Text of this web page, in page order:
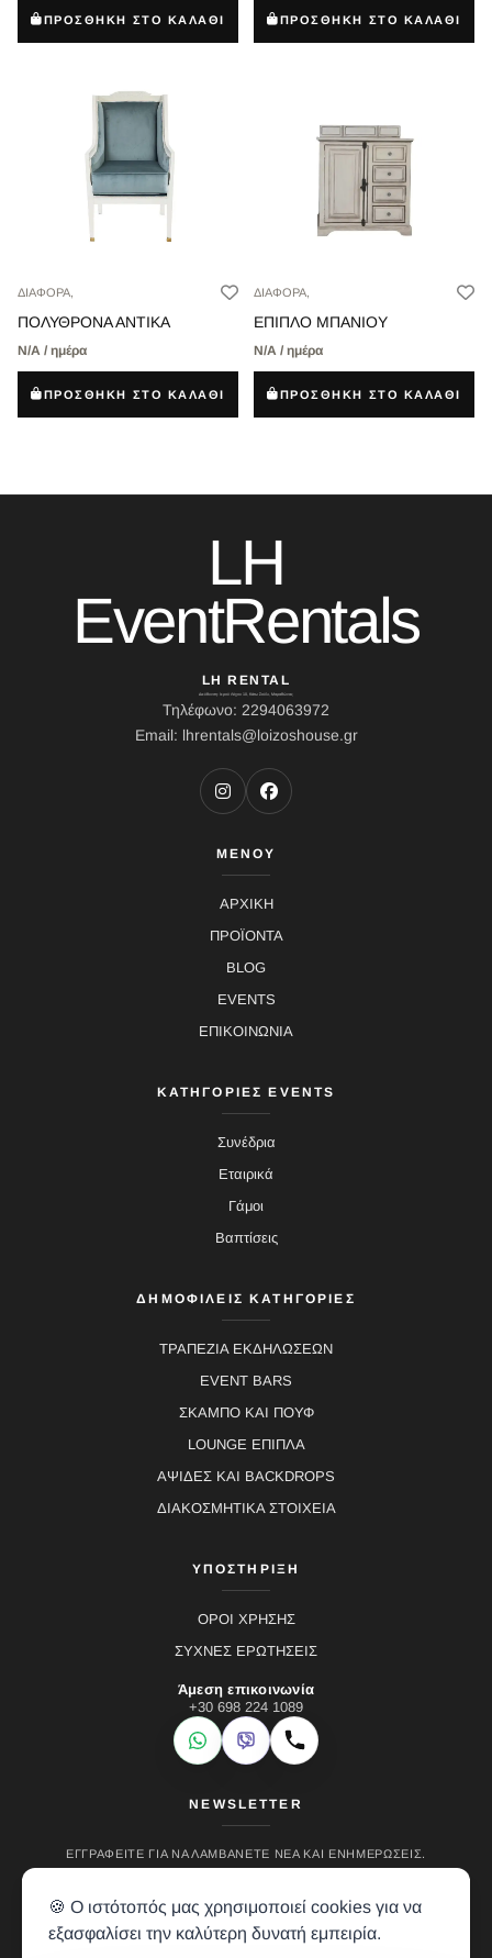
ΠΡΟΣΘΗΚΗ ΣΤΟ ΚΑΛΑΘΙ ΠΡΟΣΘΗΚΗ ΣΤΟ ΚΑΛΑΘΙ
ΔΙΑΦΟΡΑ,
ΠΟΛΥΘΡΟΝΑ ΑΝΤΙΚΑ
Ν/Α / ημέρα
ΠΡΟΣΘΗΚΗ ΣΤΟ ΚΑΛΑΘΙ
ΔΙΑΦΟΡΑ,
ΕΠΙΠΛΟ ΜΠΑΝΙΟΥ
Ν/Α / ημέρα
ΠΡΟΣΘΗΚΗ ΣΤΟ ΚΑΛΑΘΙ
LH
EventRentals
LH RENTAL
Διεύθυνση: Ιερού Λόχου 10, Κάτω Σούλι, Μαραθώνας
Τηλέφωνο: 2294063972
Email: lhrentals@loizoshouse.gr
ΜΕΝΟΥ
ΑΡΧΙΚΗ
ΠΡΟΪΟΝΤΑ
BLOG
EVENTS
ΕΠΙΚΟΙΝΩΝΙΑ
ΚΑΤΗΓΟΡΙΕΣ EVENTS
Συνέδρια
Εταιρικά
Γάμοι
Βαπτίσεις
ΔΗΜΟΦΙΛΕΙΣ ΚΑΤΗΓΟΡΙΕΣ
ΤΡΑΠΕΖΙΑ ΕΚΔΗΛΩΣΕΩΝ
EVENT BARS
ΣΚΑΜΠΟ ΚΑΙ ΠΟΥΦ
LOUNGE ΕΠΙΠΛΑ
ΑΨΙΔΕΣ ΚΑΙ BACKDROPS
ΔΙΑΚΟΣΜΗΤΙΚΑ ΣΤΟΙΧΕΙΑ
ΥΠΟΣΤΗΡΙΞΗ
ΟΡΟΙ ΧΡΗΣΗΣ
ΣΥΧΝΕΣ ΕΡΩΤΗΣΕΙΣ
Άμεση επικοινωνία
+30 698 224 1089
WhatsApp
Viber Κλήση
NEWSLETTER
ΕΓΓΡΑΦΕΊΤΕ ΓΙΑ ΝΑ ΛΑΜΒΆΝΕΤΕ ΝΈΑ ΚΑΙ ΕΝΗΜΕΡΏΣΕΙΣ.
🍪 Ο ιστότοπός μας χρησιμοποιεί cookies για να
εξασφαλίσει την καλύτερη δυνατή εμπειρία.